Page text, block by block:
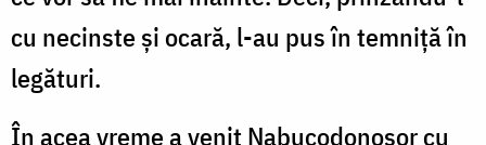
cu necinste și ocară, l-au pus în temniță în
legături.
În acea vreme a venit Nabucodonosor cu